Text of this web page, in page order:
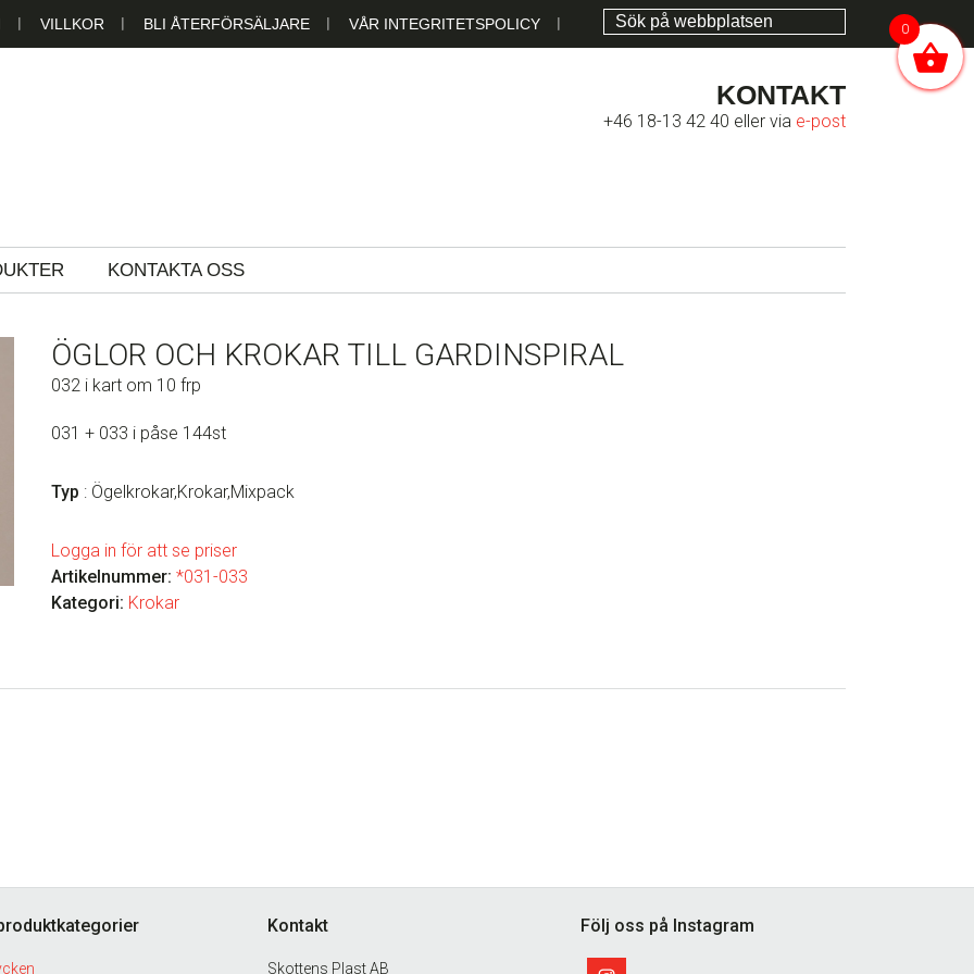
VILLKOR BLI ÅTERFÖRSÄLJARE VÅR INTEGRITETSPOLICY
AB
KONTAKT
+46 18-13 42 40 eller via e-post
KONTAKTA OSS
ÖGLOR OCH KROKAR TILL GARDINSPIRAL
032 i kart om 10 frp
031 + 033 i påse 144st
Typ : Ögelkrokar,Krokar,Mixpack
Logga in för att se priser
Artikelnummer: *031-033
Kategori: Krokar
Kontakt
Skottens Plast AB
Följ oss på Instagram
0